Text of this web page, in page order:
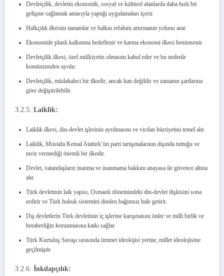
Devletçilik, devletin ekonomik, sosyal ve kültürel alanlarda daha hızlı bir
gelişme sağlamak amacıyla yaptığı uygulamaları içerir.
Halkçılık ilkesini tamamlar ve halkın refahını artırmanın yolunu arar.
Ekonomide planlı kalkınma hedeflenir ve karma ekonomi ilkesi benimsenir.
Devletçilik ilkesi, özel mülkiyetin olmasını kabul eder ve bu nedenle
komünizmden ayrılır.
Devletçilik, müdahaleci bir ilkedir, ancak katı değildir ve zamanın şartlarına
göre değiştirilebilir.
3.2.5. Laiklik:
Laiklik ilkesi, din-devlet işlerinin ayrılmasını ve vicdan hürriyetini temel alır.
Laiklik, Mustafa Kemal Atatürk’ün parti tartışmalarının dışında tuttuğu ve
taviz vermediği önemli bir ilkedir.
Devlet, vatandaşların inanma ve inanmama hakkını anayasa ile güvence altına
alır.
Türk devletinin laik yapısı, Osmanlı dönemindeki din-devlet ilişkisini sona
erdirir ve Türk hukuk sistemini dinden bağımsız hale getirir.
Dış devletlerin Türk devletinin iç işlerine karışmasını önler ve milli birlik ve
beraberliğin korunmasına katkı sağlar.
Türk Kurtuluş Savaşı sırasında ümmet ideolojisi yerine, millet ideolojisine
geçilmiştir.
3.2.6. İnkılapçılık: